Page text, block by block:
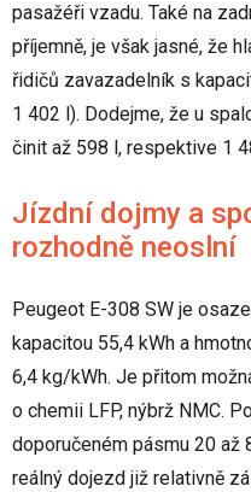
pasažéři vzadu. Také na
příjemně, je však jasné, že
řidičů zavazadelník s
1 402 l). Dodejme, že u
činit až 598 l, respektive 1
Jízdní dojmy a
rozhodně neoslní
Peugeot E-308 SW je
kapacitou 55,4 kWh a
6,4 kg/kWh. Je přitom
o chemii LFP, nýbrž NMC.
doporučeném pásmu 20 až
reálný dojezd již relativně